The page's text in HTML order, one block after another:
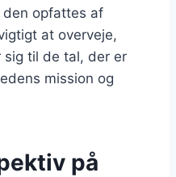
den opfattes af
at overveje,
sig til de tal, der er
mission og
på